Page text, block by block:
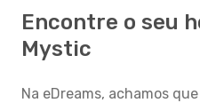
Encontre o seu
Mystic
Na eDreams, achamos